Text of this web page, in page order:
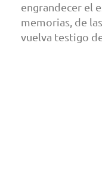
engrandecer el
memorias, de
vuelva testigo